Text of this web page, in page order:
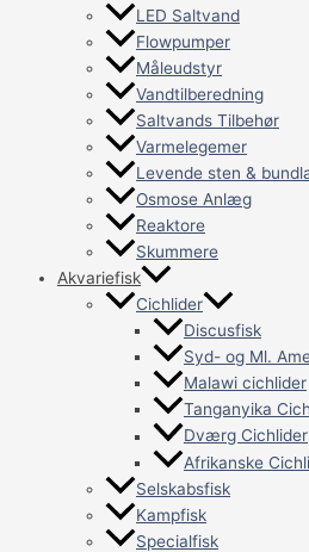
LED Saltvand
Flowpumper
Måleudstyr
Vandtilberedning
Saltvands Tilbehør
Varmelegemer
Levende sten &
Osmose Anlæg
Reaktore
Skummere
Akvariefisk
Cichlider
Discusfisk
Syd- og Ml.
Malawi cichlider
Tanganyika
Dværg Cichlider
Afrikanske
Selskabsfisk
Kampfisk
Specialfisk